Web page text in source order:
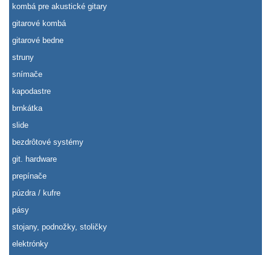
kombá pre akustické gitary
gitarové kombá
gitarové bedne
struny
snímače
kapodastre
brnkátka
slide
bezdrôtové systémy
git. hardware
prepínače
púzdra / kufre
pásy
stojany, podnožky, stoličky
elektrónky